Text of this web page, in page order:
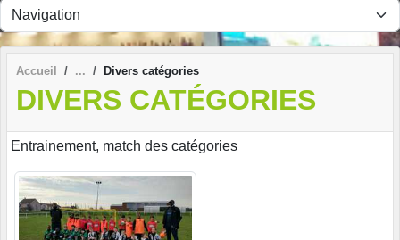
Accueil Divers catégories
DIVERS CATÉGORIES
Entrainement, match des catégories